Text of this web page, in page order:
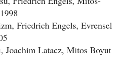
Friedrich Engels, Evrensel
Joachim Latacz, Mitos Boyut